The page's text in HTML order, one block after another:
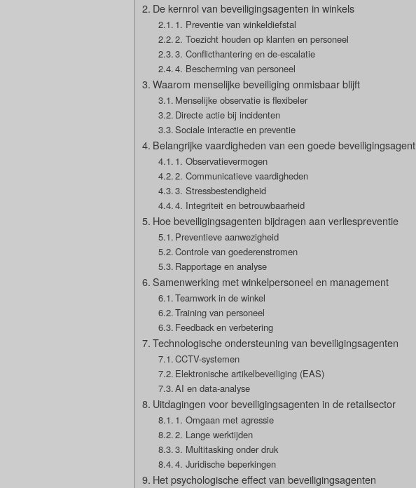
De kernrol van beveiligingsagenten in winkels
1. Preventie van winkeldiefstal
2. Toezicht houden op klanten en personeel
3. Conflicthantering en de-escalatie
4. Bescherming van personeel
Waarom menselijke beveiliging onmisbaar blijft
Menselijke observatie is flexibeler
Directe actie bij incidenten
Sociale interactie en preventie
Belangrijke vaardigheden van een goede beveiligingsagent
1. Observatievermogen
2. Communicatieve vaardigheden
3. Stressbestendigheid
4. Integriteit en betrouwbaarheid
Hoe beveiligingsagenten bijdragen aan verliespreventie
Preventieve aanwezigheid
Controle van goederenstromen
Rapportage en analyse
Samenwerking met winkelpersoneel en management
Teamwork in de winkel
Training van personeel
Feedback en verbetering
Technologische ondersteuning van beveiligingsagenten
CCTV-systemen
Elektronische artikelbeveiliging (EAS)
AI en data-analyse
Uitdagingen voor beveiligingsagenten in de retailsector
1. Omgaan met agressie
2. Lange werktijden
3. Multitasking onder druk
4. Juridische beperkingen
Het psychologische effect van beveiligingsagenten